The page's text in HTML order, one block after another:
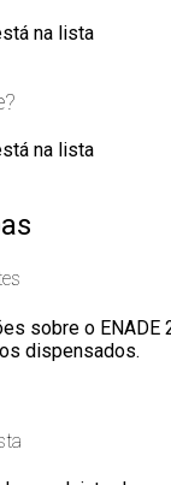
na lista
na lista
sobre o ENADE
dispensados.